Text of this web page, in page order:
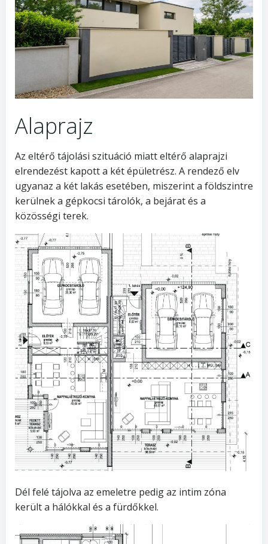
Alaprajz
Az eltérő tájolási szituáció miatt eltérő alaprajzi
elrendezést kapott a két épületrész. A rendező elv
ugyanaz a két lakás esetében, miszerint a földszintre
kerülnek a gépkocsi tárolók, a bejárat és a
közösségi terek.
Dél felé tájolva az emeletre pedig az intim zóna
került a hálókkal és a fürdőkkel.